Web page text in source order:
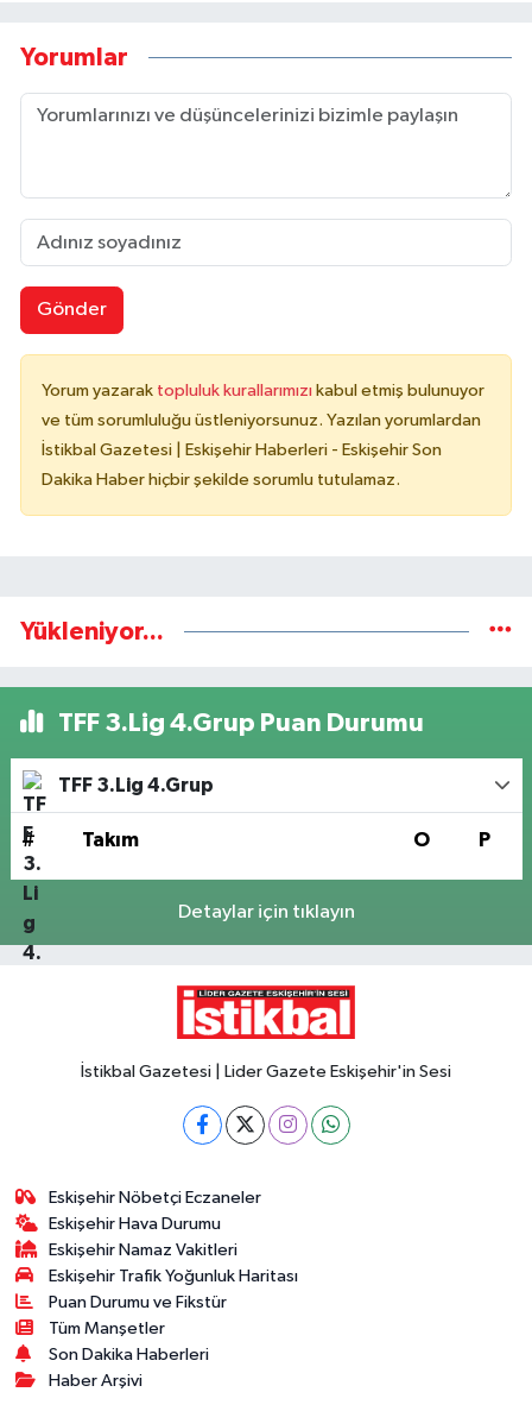
Yorumlar
Gönder
Yorum yazarak topluluk kurallarımızı kabul etmiş bulunuyor
ve tüm sorumluluğu üstleniyorsunuz. Yazılan yorumlardan
İstikbal Gazetesi | Eskişehir Haberleri - Eskişehir Son
Dakika Haber hiçbir şekilde sorumlu tutulamaz.
Yükleniyor...
TFF 3.Lig 4.Grup Puan Durumu
TFF 3.Lig 4.Grup
# Takım O P
Detaylar için tıklayın
İstikbal Gazetesi | Lider Gazete Eskişehir'in Sesi
Eskişehir Nöbetçi Eczaneler
Eskişehir Hava Durumu
Eskişehir Namaz Vakitleri
Eskişehir Trafik Yoğunluk Haritası
Puan Durumu ve Fikstür
Tüm Manşetler
Son Dakika Haberleri
Haber Arşivi